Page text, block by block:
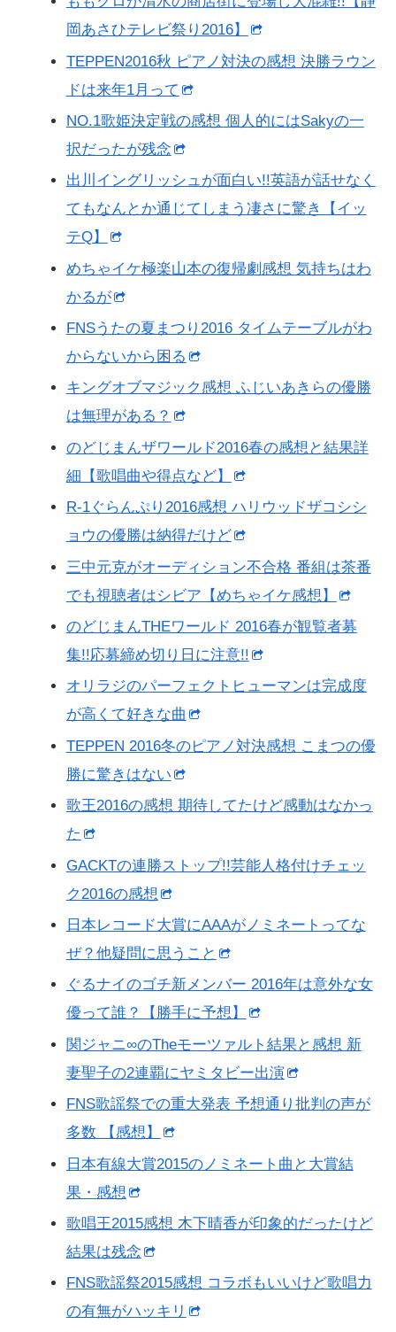
岡あさひテレビ祭り2016】
TEPPEN2016秋 ピアノ対決の感想 決勝ラウン
ドは来年1月って
NO.1歌姫決定戦の感想 個人的にはSakyの一
択だったが残念
出川イングリッシュが面白い!!英語が話せなく
てもなんとか通じてしまう凄さに驚き【イッ
テQ】
めちゃイケ極楽山本の復帰劇感想 気持ちはわ
かるが
FNSうたの夏まつり2016 タイムテーブルがわ
からないから困る
キングオブマジック感想 ふじいあきらの優勝
は無理がある？
のどじまんザワールド2016春の感想と結果詳
細【歌唱曲や得点など】
R-1ぐらんぷり2016感想 ハリウッドザコシシ
ョウの優勝は納得だけど
三中元克がオーディション不合格 番組は茶番
でも視聴者はシビア【めちゃイケ感想】
のどじまんTHEワールド 2016春が観覧者募
集!!応募締め切り日に注意!!
オリラジのパーフェクトヒューマンは完成度
が高くて好きな曲
TEPPEN 2016冬のピアノ対決感想 こまつの優
勝に驚きはない
歌王2016の感想 期待してたけど感動はなかっ
た
GACKTの連勝ストップ!!芸能人格付けチェッ
ク2016の感想
日本レコード大賞にAAAがノミネートってな
ぜ？他疑問に思うこと
ぐるナイのゴチ新メンバー 2016年は意外な女
優って誰？【勝手に予想】
関ジャニ∞のTheモーツァルト結果と感想 新
妻聖子の2連覇にヤミタビー出演
FNS歌謡祭での重大発表 予想通り批判の声が
多数 【感想】
日本有線大賞2015のノミネート曲と大賞結
果・感想
歌唱王2015感想 木下晴香が印象的だったけど
結果は残念
FNS歌謡祭2015感想 コラボもいいけど歌唱力
の有無がハッキリ